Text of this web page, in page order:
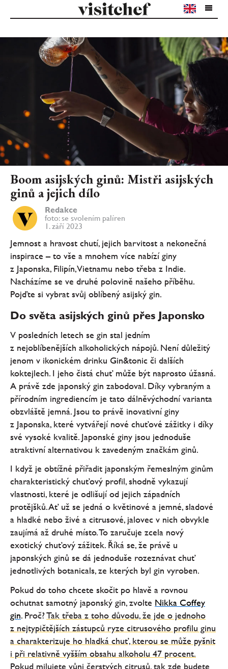
Boom asijských ginů: Mistři asijských
ginů a jejich dílo
Redakce
foto: se svolením palíren
1. září 2023
Jemnost a hravost chutí, jejich barvitost a nekonečná
inspirace – to vše a mnohem více nabízí giny
z Japonska, Filipín, Vietnamu nebo třeba z Indie.
Nacházíme se ve druhé polovině našeho příběhu.
Pojďte si vybrat svůj oblíbený asijský gin.
Do světa asijských ginů přes Japonsko
V posledních letech se gin stal jedním
z nejoblíbenějších alkoholických nápojů. Není důležitý
jenom v ikonickém drinku Gin&tonic či dalších
koktejlech. I jeho čistá chuť může být naprosto úžasná.
A právě zde japonský gin zabodoval. Díky vybraným a
přírodním ingrediencím je tato dálněvýchodní varianta
obzvláště jemná. Jsou to právě inovativní giny
z Japonska, které vytvářejí nové chuťové zážitky i díky
své vysoké kvalitě. Japonské giny jsou jednoduše
atraktivní alternativou k zavedeným značkám ginů.
I když je obtížné přiřadit japonským řemeslným ginům
charakteristický chuťový profil, shodně vykazují
vlastnosti, které je odlišují od jejich západních
protějšků. Ať už se jedná o květinové a jemné, sladové
a hladké nebo živé a citrusové, jalovec v nich obvykle
zaujímá až druhé místo. To zaručuje zcela nový
exotický chuťový zážitek. Říká se, že právě u
japonských ginů se dá jednoduše rozeznávat chuť
jednotlivých botanicals, ze kterých byl gin vyroben.
Pokud do toho chcete skočit po hlavě a rovnou
ochutnat samotný japonský gin, zvolte Nikka Coffey
gin. Proč?Tak třeba z toho důvodu, že jde o jednoho
z nejtypičtějších zástupců ryze citrusového profilu ginu
a charakterizuje ho hladká chuť, kterou se může pyšnit
i při relativně vyšším obsahu alkoholu 47 procent.
Pokud milujete vůni čerstvých citrusů, tak zde budete